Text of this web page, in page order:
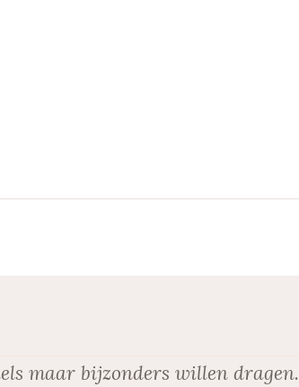
maar bijzonders willen dragen.